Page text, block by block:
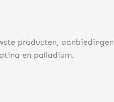
producten, aanbiedingen
en palladium.